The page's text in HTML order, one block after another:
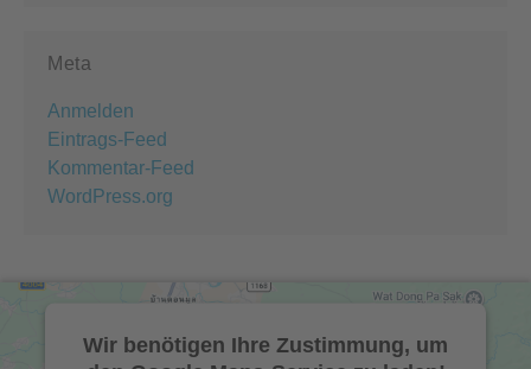
Meta
Anmelden
Eintrags-Feed
Kommentar-Feed
WordPress.org
Wir benötigen Ihre Zustimmung, um